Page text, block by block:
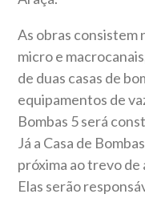
As obras consistem
micro e
de duas casas de
equipamentos de
Bombas 5 será
Já a Casa de
próxima ao trevo de
Elas serão